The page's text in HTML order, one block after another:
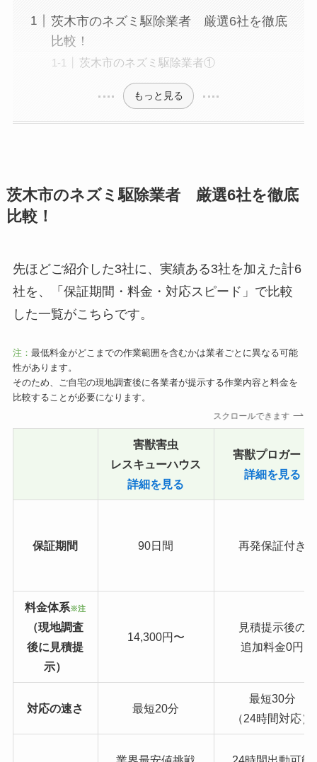
茨木市のネズミ駆除業者 厳選6社を徹底
比較！
茨木市のネズミ駆除業者①
もっと見る
茨木市のネズミ駆除業者 厳選6社を徹底
比較！
先ほどご紹介した3社に、実績ある3社を加えた計6
社を、「保証期間・料金・対応スピード」で比較
した一覧がこちらです。
注： 最低料金がどこまでの作業範囲を含むかは業者ごとに異なる可能
性があります。
そのため、ご自宅の現地調査後に各業者が提示する作業内容と料金を
比較することが必要になります。
スクロールできます
害獣害虫
レスキューハウス
詳細を見る
害獣プロガード
詳細を見る
保証期間 90日間 再発保証付き
料金体系※注
（現地調査
後に見積提
示）
14,300円〜
見積提示後の
追加料金0円
対応の速さ 最短20分
最短30分
（24時間対応）